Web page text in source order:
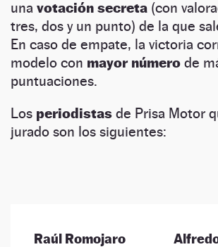
una votación secreta (con
tres, dos y un punto) de la que
En caso de empate, la victoria
modelo con mayor número de
puntuaciones.
Los periodistas de Prisa Motor
jurado son los siguientes:
Raúl Romojaro